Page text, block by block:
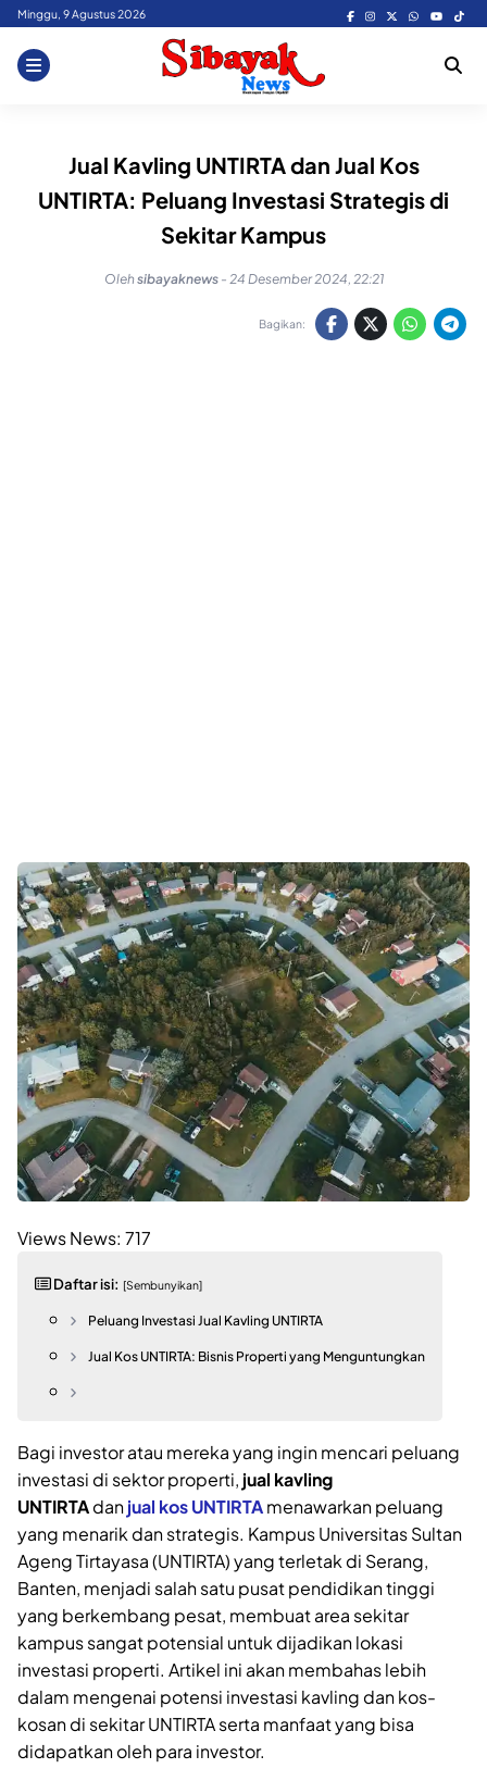
Skip
content
Minggu, 9 Agustus 2026
Jual Kavling UNTIRTA dan Jual Kos
UNTIRTA: Peluang Investasi Strategis di
Sekitar Kampus
Olehsibayaknews - 24 Desember 2024, 22:21
Bagikan:
Views News: 717
Daftar isi: [Sembunyikan]
Peluang Investasi Jual Kavling UNTIRTA
Jual Kos UNTIRTA: Bisnis Properti yang Menguntungkan
Bagi investor atau mereka yang ingin mencari peluang
investasi di sektor properti, jual kavling
UNTIRTAdanjual kos UNTIRTAmenawarkan peluang
yang menarik dan strategis. Kampus Universitas Sultan
Ageng Tirtayasa (UNTIRTA) yang terletak di Serang,
Banten, menjadi salah satu pusat pendidikan tinggi
yang berkembang pesat, membuat area sekitar
kampus sangat potensial untuk dijadikan lokasi
investasi properti. Artikel ini akan membahas lebih
dalam mengenai potensi investasi kavling dan kos-
kosan di sekitar UNTIRTA serta manfaat yang bisa
didapatkan oleh para investor.